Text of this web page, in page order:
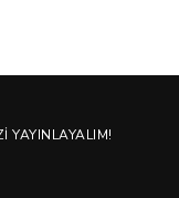
YAYINLAYALIM!